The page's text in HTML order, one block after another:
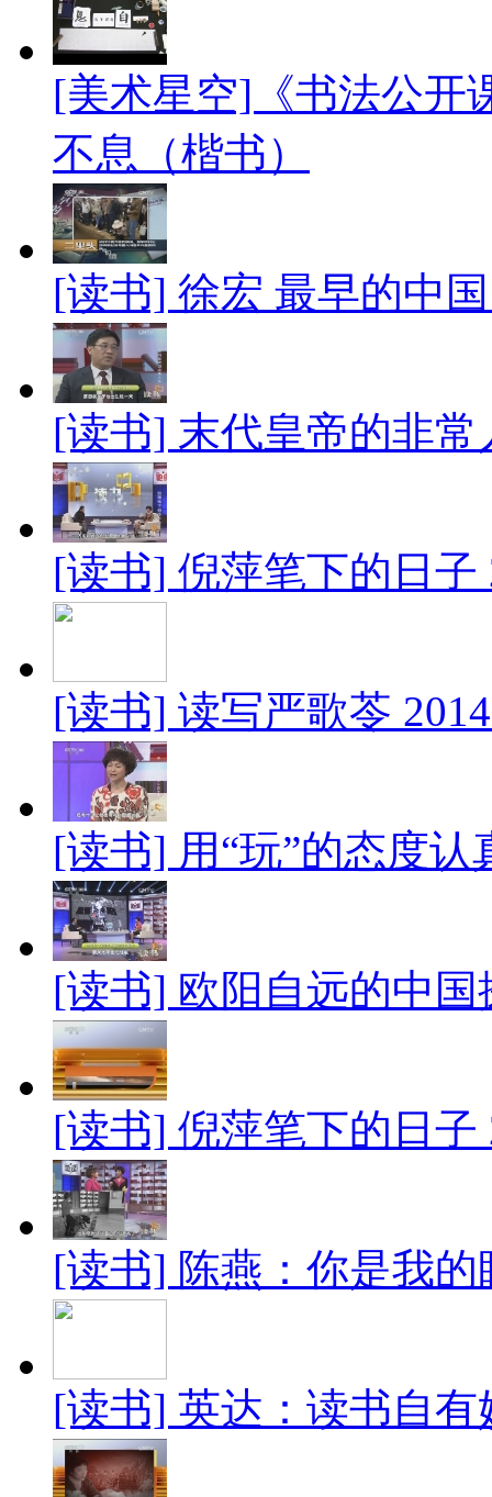
[美术星空]《书法公
不息（楷书）
[读书] 徐宏 最早的中国
[读书] 末代皇帝的非常
[读书] 倪萍笔下的日子
[读书] 读写严歌苓
[读书] 用“玩”的态度认
[读书] 欧阳自远的中国
[读书] 倪萍笔下的日子
[读书] 陈燕：你是我的
[读书] 英达：读书自有